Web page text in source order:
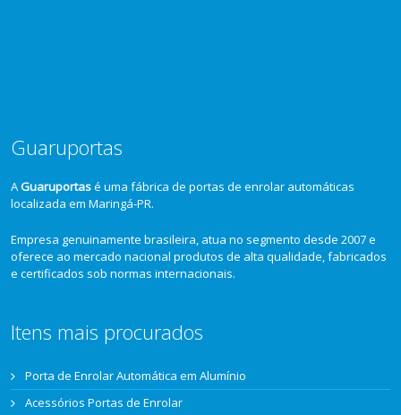
Guaruportas
AGuaruportasé uma fábrica de portas de enrolar automáticas
localizada em Maringá-PR.
Empresa genuinamente brasileira, atua no segmento desde 2007 e
oferece ao mercado nacional produtos de alta qualidade, fabricados
e certificados sob normas internacionais.
Itens mais procurados
Porta de Enrolar Automática em Alumínio
Acessórios Portas de Enrolar